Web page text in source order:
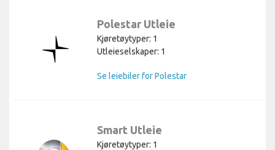
Polestar Utleie
Kjøretøytyper: 1
Utleieselskaper: 1
Se leiebiler for Polestar
Smart Utleie
Kjøretøytyper: 1